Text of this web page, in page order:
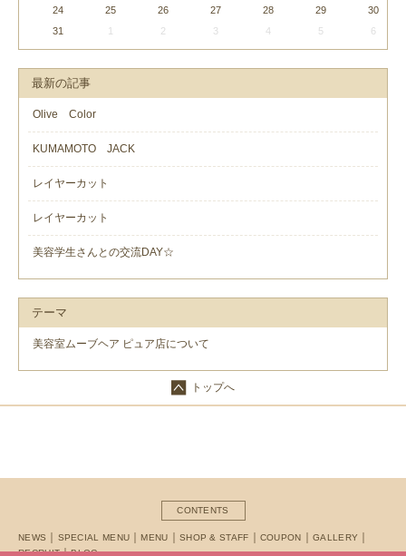
24
25 26 27 28 29
30
31
1 2 3 4 5 6
最新の記事
Olive Color
KUMAMOTO JACK
レイヤーカット
レイヤーカット
美容学生さんとの交流DAY☆
テーマ
美容室ムーブヘア ピュア店について
トップへ
CONTENTS
NEWS SPECIAL MENU MENU SHOP & STAFF COUPON
GALLERY
RECRUIT
BLOG